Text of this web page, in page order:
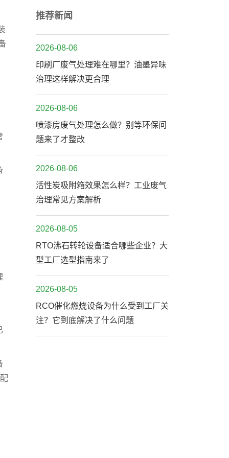
推荐新闻
2026-08-06
印刷厂废气处理难在哪里？油墨异味
治理这样解决更合理
2026-08-06
喷漆房废气处理怎么做？别等环保问
题来了才整改
2026-08-06
活性炭吸附箱效果怎么样？工业废气
治理常见方案解析
2026-08-05
RTO沸石转轮设备适合哪些企业？大
型工厂选型指南来了
2026-08-05
RCO催化燃烧设备为什么受到工厂关
注？它到底解决了什么问题